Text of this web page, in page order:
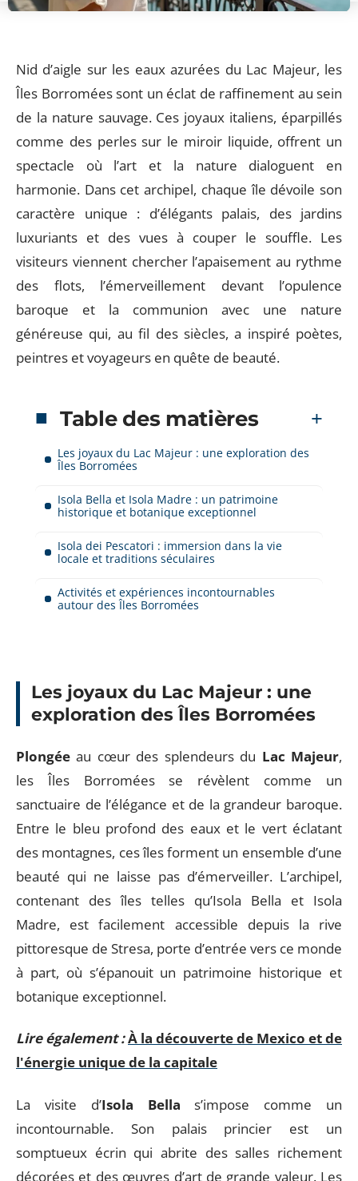
Nid d’aigle sur les eaux azurées du Lac Majeur, les
Îles Borromées sont un éclat de raffinement au sein
de la nature sauvage. Ces joyaux italiens, éparpillés
comme des perles sur le miroir liquide, offrent un
spectacle où l’art et la nature dialoguent en
harmonie. Dans cet archipel, chaque île dévoile son
caractère unique : d’élégants palais, des jardins
luxuriants et des vues à couper le souffle. Les
visiteurs viennent chercher l’apaisement au rythme
des flots, l’émerveillement devant l’opulence
baroque et la communion avec une nature
généreuse qui, au fil des siècles, a inspiré poètes,
peintres et voyageurs en quête de beauté.
Table des matières
Les joyaux du Lac Majeur : une exploration des
Îles Borromées
Isola Bella et Isola Madre : un patrimoine
historique et botanique exceptionnel
Isola dei Pescatori : immersion dans la vie
locale et traditions séculaires
Activités et expériences incontournables
autour des Îles Borromées
Les joyaux du Lac Majeur : une
exploration des Îles Borromées
Plongée au cœur des splendeurs du Lac Majeur,
les Îles Borromées se révèlent comme un
sanctuaire de l’élégance et de la grandeur baroque.
Entre le bleu profond des eaux et le vert éclatant
des montagnes, ces îles forment un ensemble d’une
beauté qui ne laisse pas d’émerveiller. L’archipel,
contenant des îles telles qu’Isola Bella et Isola
Madre, est facilement accessible depuis la rive
pittoresque de Stresa, porte d’entrée vers ce monde
à part, où s’épanouit un patrimoine historique et
botanique exceptionnel.
Lire également :À la découverte de Mexico et de
l'énergie unique de la capitale
La visite d’Isola Bella s’impose comme un
incontournable. Son palais princier est un
somptueux écrin qui abrite des salles richement
décorées et des œuvres d’art de grande valeur. Les